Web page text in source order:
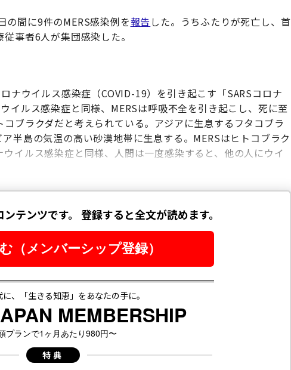
間に9件のMERS感染例を報告 した。うちふたりが死亡し、首
事者6人が集団感染した。
ナウイルス感染症（COVID-19）を引き起こす「SARSコロナ
イルス感染症と同様、MERSは呼吸不全を引き起こし、死に至
ブラクダだと考えられている。アジアに生息するフタコブラ
半島の気温の高い砂漠地帯に生息する。MERSはヒトコブラク
イルス感染症と同様、人間は一度感染すると、他の人にウイ